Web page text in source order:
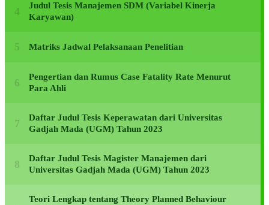
Judul Tesis Manajemen SDM (Variabel Kinerja
Karyawan)
Matriks Jadwal Pelaksanaan Penelitian
Pengertian dan Rumus Case Fatality Rate Menurut
Para Ahli
Daftar Judul Tesis Keperawatan dari Universitas
Gadjah Mada (UGM) Tahun 2023
Daftar Judul Tesis Magister Manajemen dari
Universitas Gadjah Mada (UGM) Tahun 2023
Teori Lengkap tentang Theory Planned Behaviour